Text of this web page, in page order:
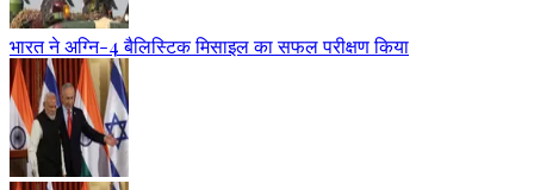
भारत ने अग्नि-4 बैलिस्टिक मिसाइल का सफल परीक्षण किया